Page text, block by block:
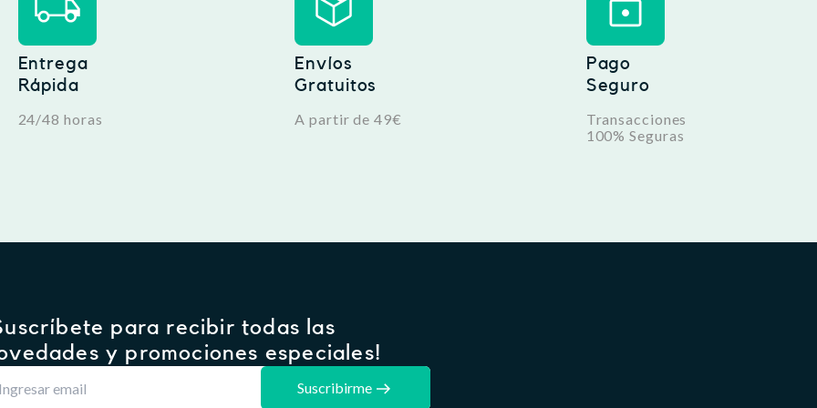
Entrega
Rápida
24/48 horas
Envíos
Gratuitos
A partir de 49€
Pago
Seguro
Transacciones
100% Seguras
para recibir todas las
y promociones especiales!
Suscribirme